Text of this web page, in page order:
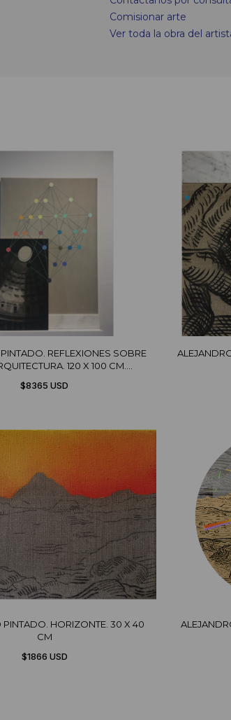
2019 Zona Maco,
2018 Zona Maco,
2017 Zona Maco
2004 Beca Fomento
Comisionar arte
Ver toda la obra del
REFLEXIONES SOBRE
120 X 100 CM.
$8365 USD
PINTADO. HORIZONTE. 30 X 40
CM
$1866 USD